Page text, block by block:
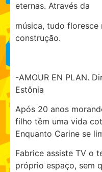
eternas. Através da
música, tudo floresce
construção.
-AMOUR EN PLAN.
Estônia
Após 20 anos
filho têm uma vida
Enquanto Carine se
Fabrice assiste TV o
próprio espaço, sem